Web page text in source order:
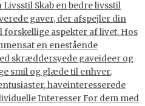
Skab en bedre livsstil
gaver, der afspejler din
aspekter af livet. Hos
en enestående
skræddersyede gaveideer og
smil og glæde til enhver,
haveinteresserede
Interesser For dem med